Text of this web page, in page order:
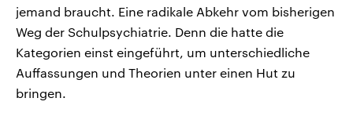
jemand braucht. Eine radikale Abkehr vom bisherigen
Weg der Schulpsychiatrie. Denn die hatte die
Kategorien einst eingeführt, um unterschiedliche
Auffassungen und Theorien unter einen Hut zu
bringen.